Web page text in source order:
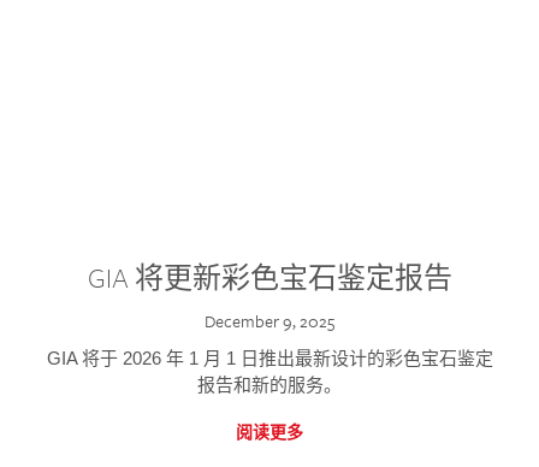
GIA 将更新彩色宝石鉴定报告
December 9, 2025
GIA 将于 2026 年 1 月 1 日推出最新设计的彩色宝石鉴定
报告和新的服务。
阅读更多